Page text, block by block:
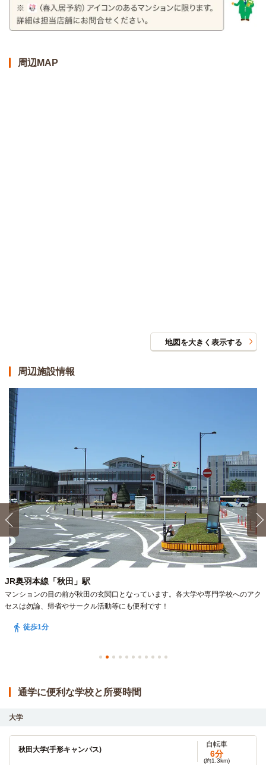
周辺MAP
地図を大きく表示する
周辺施設情報
JR奥羽本線「秋田」駅
マンションの目の前が秋田の玄関口となっています。各大学や専門学校へのアク
セスは勿論、帰省やサークル活動等にも便利です！
徒歩1分
通学に便利な学校と所要時間
大学
秋田大学(手形キャンパス)
自転車
6分
(約1.3km)